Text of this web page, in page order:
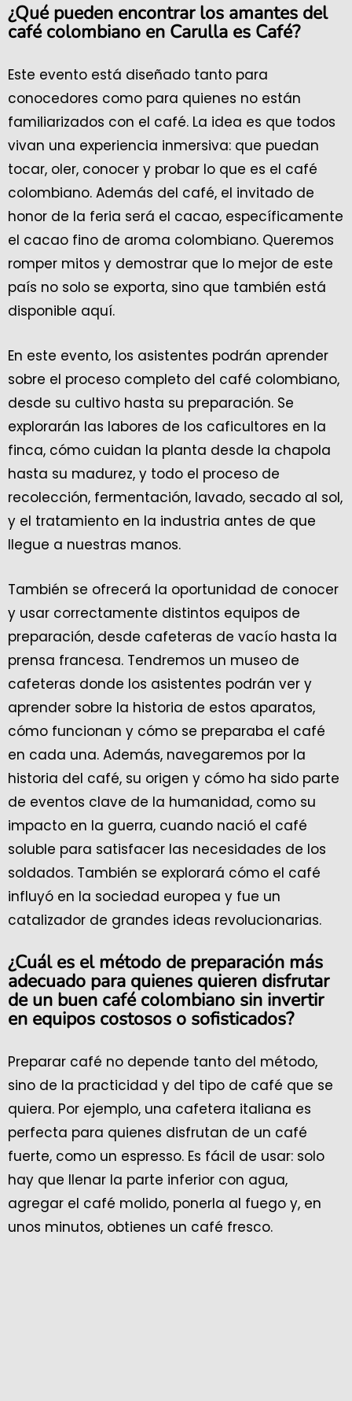
¿Qué pueden encontrar los amantes del
café colombiano en Carulla es Café?
Este evento está diseñado tanto para
conocedores como para quienes no están
familiarizados con el café. La idea es que todos
vivan una experiencia inmersiva: que puedan
tocar, oler, conocer y probar lo que es el café
colombiano. Además del café, el invitado de
honor de la feria será el cacao, específicamente
el cacao fino de aroma colombiano. Queremos
romper mitos y demostrar que lo mejor de este
país no solo se exporta, sino que también está
disponible aquí.
En este evento, los asistentes podrán aprender
sobre el proceso completo del café colombiano,
desde su cultivo hasta su preparación. Se
explorarán las labores de los caficultores en la
finca, cómo cuidan la planta desde la chapola
hasta su madurez, y todo el proceso de
recolección, fermentación, lavado, secado al sol,
y el tratamiento en la industria antes de que
llegue a nuestras manos.
También se ofrecerá la oportunidad de conocer
y usar correctamente distintos equipos de
preparación, desde cafeteras de vacío hasta la
prensa francesa. Tendremos un museo de
cafeteras donde los asistentes podrán ver y
aprender sobre la historia de estos aparatos,
cómo funcionan y cómo se preparaba el café
en cada una. Además, navegaremos por la
historia del café, su origen y cómo ha sido parte
de eventos clave de la humanidad, como su
impacto en la guerra, cuando nació el café
soluble para satisfacer las necesidades de los
soldados. También se explorará cómo el café
influyó en la sociedad europea y fue un
catalizador de grandes ideas revolucionarias.
¿Cuál es el método de preparación más
adecuado para quienes quieren disfrutar
de un buen café colombiano sin invertir
en equipos costosos o sofisticados?
Preparar café no depende tanto del método,
sino de la practicidad y del tipo de café que se
quiera. Por ejemplo, una cafetera italiana es
perfecta para quienes disfrutan de un café
fuerte, como un espresso. Es fácil de usar: solo
hay que llenar la parte inferior con agua,
agregar el café molido, ponerla al fuego y, en
unos minutos, obtienes un café fresco.